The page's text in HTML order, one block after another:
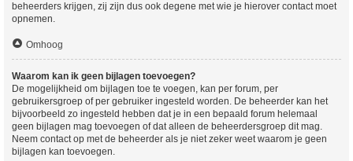
beheerders krijgen, zij zijn dus ook degene met wie je hierover contact moet
opnemen.
Omhoog
Waarom kan ik geen bijlagen toevoegen?
De mogelijkheid om bijlagen toe te voegen, kan per forum, per
gebruikersgroep of per gebruiker ingesteld worden. De beheerder kan het
bijvoorbeeld zo ingesteld hebben dat je in een bepaald forum helemaal
geen bijlagen mag toevoegen of dat alleen de beheerdersgroep dit mag.
Neem contact op met de beheerder als je niet zeker weet waarom je geen
bijlagen kan toevoegen.